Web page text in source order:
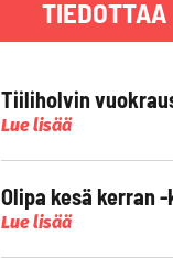
TIEDOTTAA
Tiiliholvin
Lue lisää
Olipa kesä kerran
Lue lisää